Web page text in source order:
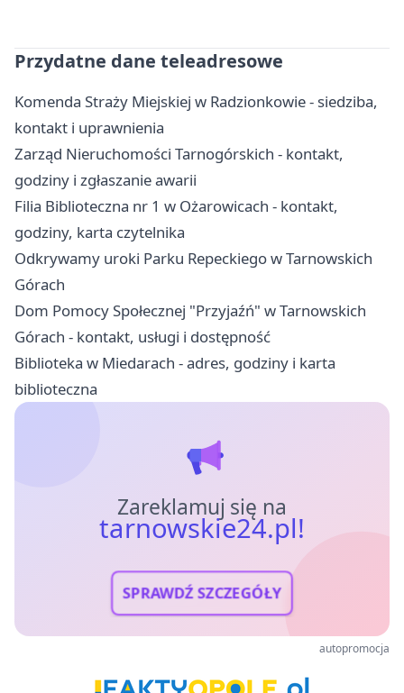
Przydatne dane teleadresowe
Komenda Straży Miejskiej w Radzionkowie - siedziba,
kontakt i uprawnienia
Zarząd Nieruchomości Tarnogórskich - kontakt,
godziny i zgłaszanie awarii
Filia Biblioteczna nr 1 w Ożarowicach - kontakt,
godziny, karta czytelnika
Odkrywamy uroki Parku Repeckiego w Tarnowskich
Górach
Dom Pomocy Społecznej "Przyjaźń" w Tarnowskich
Górach - kontakt, usługi i dostępność
Biblioteka w Miedarach - adres, godziny i karta
biblioteczna
Zareklamuj się na
tarnowskie24.pl!
SPRAWDŹ SZCZEGÓŁY
autopromocja